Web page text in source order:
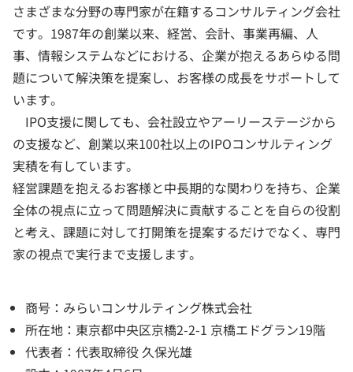
さまざまな分野の専門家が在籍するコンサルティング会社
です。1987年の創業以来、経営、会計、事業再編、人
事、情報システムなどにおける、企業が抱えるあらゆる問
題について解決策を提案し、お客様の成長をサポートして
います。
IPO支援に関しても、会社設立やアーリーステージから
の支援など、創業以来100社以上のIPOコンサルティング
実積を有しています。
経営課題を抱えるお客様と中長期的な関わりを持ち、企業
全体の視点に立って問題解決に貢献することを自らの役割
と考え、課題に対して打開策を提案するだけでなく、専門
家の視点で実行まで支援します。
商号：みらいコンサルティング株式会社
所在地：東京都中央区京橋2-2-1 京橋エドグラン19階
代表者：代表取締役 久保光雄